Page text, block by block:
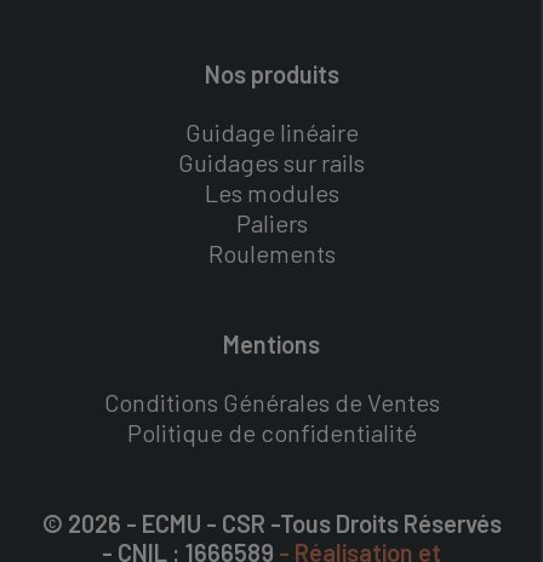
Nos produits
Guidage linéaire
Guidages sur rails
Les modules
Paliers
Roulements
Mentions
Conditions Générales de Ventes
Politique de confidentialité
© 2026 - ECMU - CSR -Tous Droits Réservés
- CNIL : 1666589 - Réalisation et